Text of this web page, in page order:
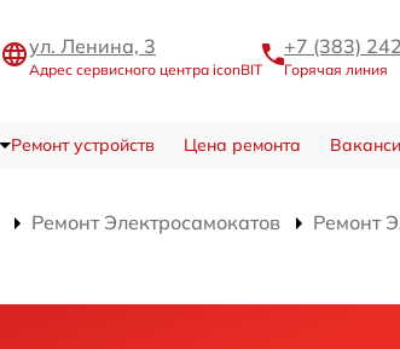
ул. Ленина, 3
Адрес сервисного центра iconBIT
+7 (383)
Горячая линия
Ремонт устройств Цена ремонта
Ремонт Электросамокатов
Ремонт